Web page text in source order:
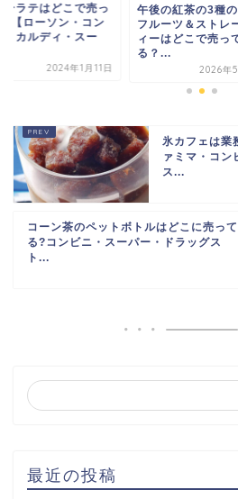
ーラテはどこで売っ
?【ローソン・コン
・カルディ・スー
2024年1月11日
午後の紅茶の3種
フルーツ＆ストレ
ィーはどこで売っ
る？...
2026年
氷カフェは業
ァミマ・コン
ス...
コーン茶のペットボトルはどこに売って
る?コンビニ・スーパー・ドラッグス
ト...
最近の投稿